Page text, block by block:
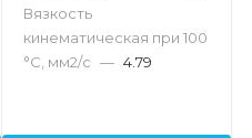
Вязкость
кинематическая при 100
°С, мм2/с — 4.79